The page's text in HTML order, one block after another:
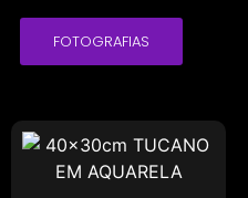
FOTOGRAFIAS